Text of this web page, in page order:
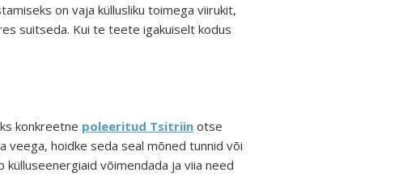
on vaja küllusliku toimega viirukit,
suitseda. Kui te teete igakuiselt kodus
konkreetne poleeritud Tsitriin otse
veega, hoidke seda seal mõned tunnid või
võimendada ja viia need